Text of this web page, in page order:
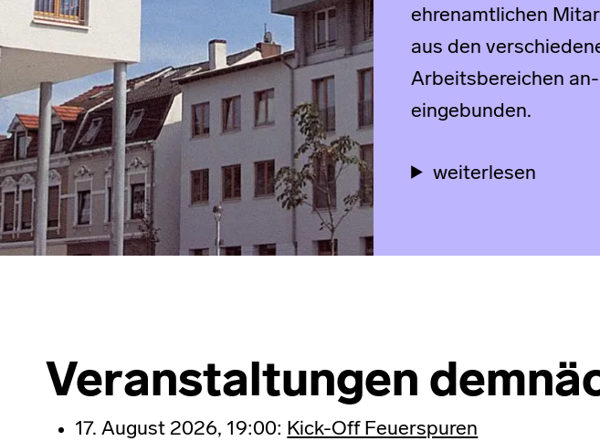
ehrenamtlichen
aus den
Arbeitsbereichen
eingebunden.
weiterlesen
Veranstaltungen
17. August 2026, 19:00: Kick-Off Feuerspuren